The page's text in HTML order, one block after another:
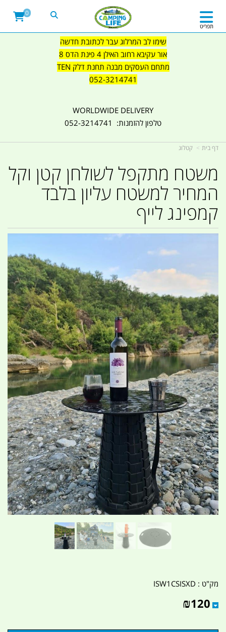
שימו לב המרלוג עבר לכתובת חדשה
אור עקיבא רחוב האילן 4 פינת הדס 8
מתחם העסקים מבנה תחנת דלק TEN
052-3214741
WORLDWIDE DELIVERY
טלפון להזמנות: 052-3214741
תפריט
0
דף בית קטלוג
משטח מתקפל לשולחן קטן וקל
המחיר למשטח עליון בלבד
קמפינג לייף
מק"ט : ISW1CSISXD
₪120